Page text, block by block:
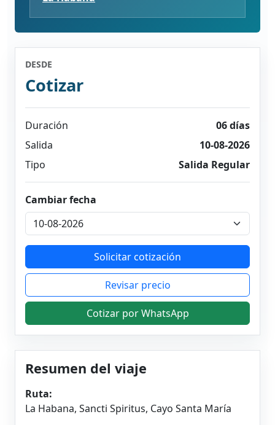
Resumen del viaje
Ruta:
La Habana, Sancti Spiritus, Cayo Santa María
DESDE
Cotizar
Duración
06 días
Salida
10-08-2026
Tipo
Salida Regular
Cambiar fecha
Solicitar cotización
Revisar precio
Cotizar por WhatsApp